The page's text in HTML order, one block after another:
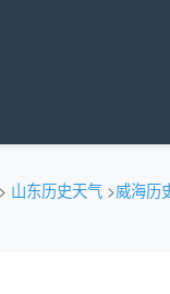
> 山东历史天气 >威海历